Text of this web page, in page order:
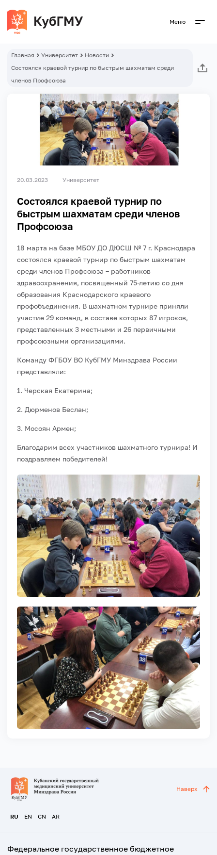
Меню
Главная Университет
Новости
Состоялся краевой турнир по быстрым шахматам среди
членов Профсоюза
20.03.2023 Университет
Состоялся краевой турнир по
быстрым шахматам среди членов
Профсоюза
18 марта на базе МБОУ ДО ДЮСШ № 7 г. Краснодара
состоялся краевой турнир по быстрым шахматам
среди членов Профсоюза – работников
здравоохранения, посвященный 75-летию со дня
образования Краснодарского краевого
профобъединения. В шахматном турнире приняли
участие 29 команд, в составе которых 87 игроков,
представленных 3 местными и 26 первичными
профсоюзными организациями.
Команду ФГБОУ ВО КубГМУ Минздрава России
представляли:
1. Черская Екатерина;
2. Дюрменов Беслан;
3. Мосоян Армен;
Благодарим всех участников шахматного турнира! И
поздравляем победителей!
RU EN CN AR
Наверх
Федеральное государственное бюджетное